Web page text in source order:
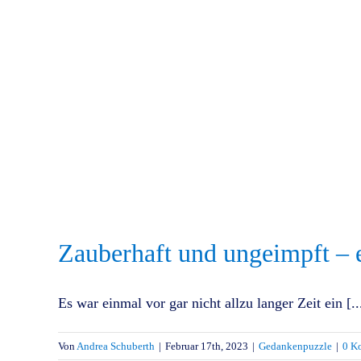
Zauberhaft und ungeimpft –
Es war einmal vor gar nicht allzu langer Zeit ein
VonAndrea Schuberth | Februar 17th, 2023 | Gedankenpuzzle | 0